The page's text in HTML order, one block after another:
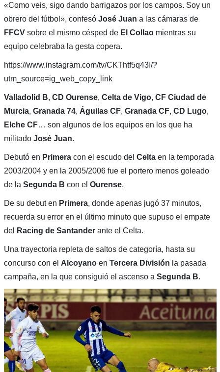
«Como veis, sigo dando barrigazos por los campos. Soy un
obrero del fútbol», confesó José Juan a las cámaras de
FFCVsobre el mismo césped de El Collaomientras su
equipo celebraba la gesta copera.
https://www.instagram.com/tv/CKThtf5q43I/?
utm_source=ig_web_copy_link
Valladolid B, CD Ourense, Celta de Vigo, CF Ciudad de
Murcia, Granada 74, Águilas CF, Granada CF, CD Lugo,
Elche CF… son algunos de los equipos en los que ha
militado José Juan.
Debutó en Primeracon el escudo del Celtaen la temporada
2003/2004 y en la 2005/2006 fue el portero menos goleado
de la Segunda B con el Ourense.
De su debut en Primera, donde apenas jugó 37 minutos,
recuerda su error en el último minuto que supuso el empate
del
Racing de Santanderante el Celta.
Una trayectoria repleta de saltos de categoría, hasta su
concurso con el Alcoyanoen Tercera División la pasada
campaña, en la que consiguió el ascenso a Segunda B.